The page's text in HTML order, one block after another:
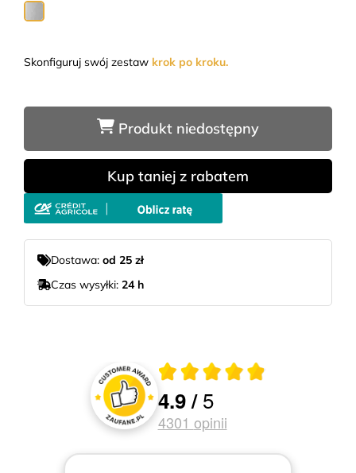
Skonfiguruj swój zestaw krok po kroku.
Produkt niedostępny
Kup taniej z rabatem
Dostawa: od 25 zł
Czas wysyłki: 24 h
Oceny i recenzje klientów
Średnia ocena 4.9 z 5
4.9/5
4301 opinii